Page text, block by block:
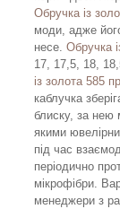
Обручка із
моди, адже
несе. Обручка
17, 17,5, 18,
із золота 585
каблучка
блиску, за нею
якими
під час
періодично
мікрофібри.
менеджери з